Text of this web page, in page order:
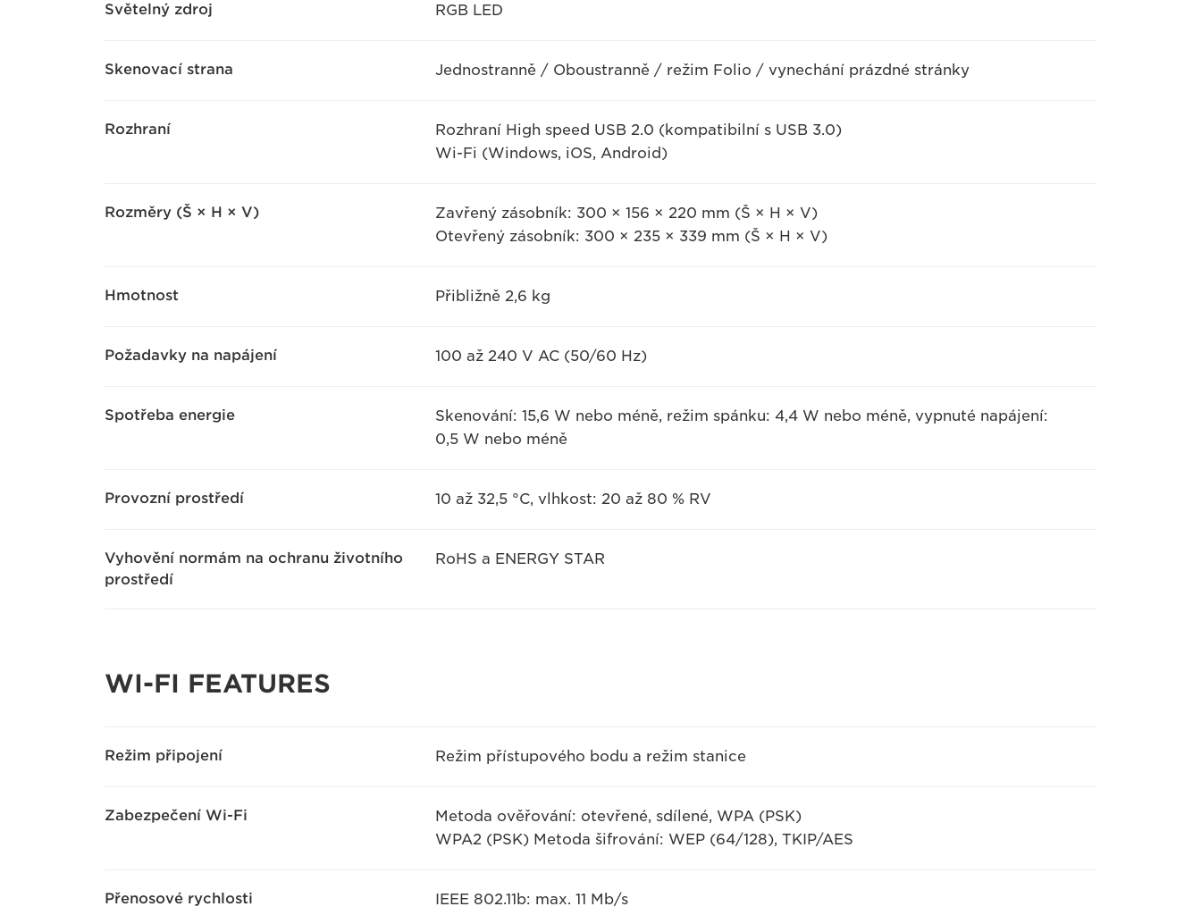
Světelný zdroj RGB LED
Skenovací strana Jednostranně / Oboustranně / režim Folio / vynechání prázdné stránky
Rozhraní
Rozhraní High speed USB 2.0 (kompatibilní s USB 3.0)
Wi-Fi (Windows, iOS, Android)
Rozměry (Š × H × V)
Zavřený zásobník: 300 × 156 × 220 mm (Š × H × V)
Otevřený zásobník: 300 × 235 × 339 mm (Š × H × V)
Hmotnost Přibližně 2,6 kg
Požadavky na napájení 100 až 240 V AC (50/60 Hz)
Spotřeba energie
Skenování: 15,6 W nebo méně, režim spánku: 4,4 W nebo méně, vypnuté napájení:
0,5 W nebo méně
Provozní prostředí 10 až 32,5 °C, vlhkost: 20 až 80 % RV
Vyhovění normám na ochranu životního
prostředí
RoHS a ENERGY STAR
WI-FI FEATURES
Režim připojení Režim přístupového bodu a režim stanice
Zabezpečení Wi-Fi
Metoda ověřování: otevřené, sdílené, WPA (PSK)
WPA2 (PSK) Metoda šifrování: WEP (64/128), TKIP/AES
Přenosové rychlosti
IEEE 802.11b: max. 11 Mb/s